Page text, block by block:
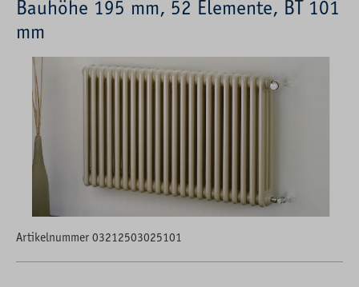
Bauhöhe 195 mm, 52 Elemente, BT 101
mm
Bildergalerie überspringen
Artikelnummer 03212503025101